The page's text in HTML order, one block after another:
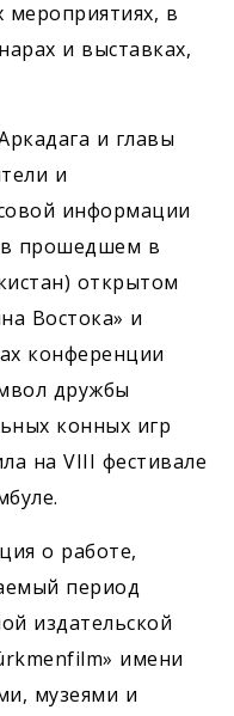
в
и выставках,
и главы
и
информации
в прошедшем в
открытом
Востока» и
конференции
дружбы
конных игр
на VIII фестивале
о работе,
период
издательской
имени
музеями и